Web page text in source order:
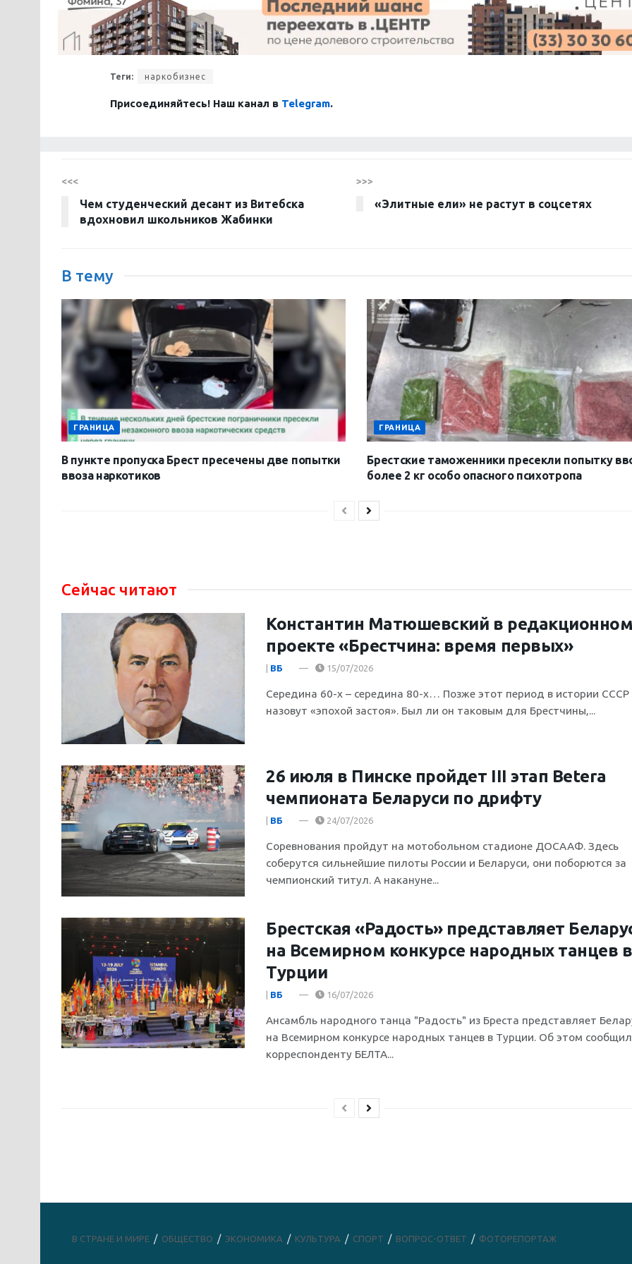
Теги: наркобизнес
Присоединяйтесь! Наш канал в Telegram.
<<<
Чем студенческий десант из Витебска
вдохновил школьников Жабинки
>>>
«Элитные ели» не растут в соцсетях
В тему
ГРАНИЦА
В пункте пропуска Брест пресечены две попытки
ввоза наркотиков
ГРАНИЦА
Брестские таможенники пресекли попытку
более 2 кг особо опасного психотропа
Сейчас читают
Константин Матюшевский в
проекте «Брестчина: время первых»
| ВБ 15/07/2026
Середина 60-х – середина 80-х… Позже этот период в истории СССР
назовут «эпохой застоя». Был ли он таковым для Брестчины,...
26 июля в Пинске пройдет III этап Betera
чемпионата Беларуси по дрифту
| ВБ 24/07/2026
Соревнования пройдут на мотобольном стадионе ДОСААФ. Здесь
соберутся сильнейшие пилоты России и Беларуси, они поборются за
чемпионский титул. А накануне...
Брестская «Радость» представляет
на Всемирном конкурсе народных танцев в
Турции
| ВБ 16/07/2026
Ансамбль народного танца "Радость" из Бреста представляет
на Всемирном конкурсе народных танцев в Турции. Об этом
корреспонденту БЕЛТА...
В СТРАНЕ И МИРЕ ОБЩЕСТВО ЭКОНОМИКА КУЛЬТУРА СПОРТ ВОПРОС-ОТВЕТ ФОТОРЕПОРТАЖ